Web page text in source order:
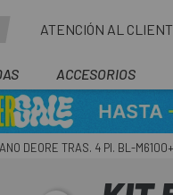
ATENCIÓN AL
ACCESORIOS
DEORE TRAS. 4 PI. BL-